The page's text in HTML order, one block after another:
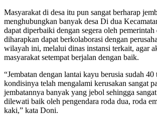
Masyarakat di desa itu pun sangat berharap
menghubungkan banyak desa Di dua
dapat diperbaiki dengan segera oleh pemerintah
diharapkan dapat berkolaborasi dengan
wilayah ini, melalui dinas instansi terkait, agar
masyarakat setempat berjalan dengan baik.
“Jembatan dengan lantai kayu berusia sudah 40
kondisinya telah mengalami kerusakan sangat
jembatannya banyak yang jebol sehingga
dilewati baik oleh pengendara roda dua, roda
kaki,” kata Doni.